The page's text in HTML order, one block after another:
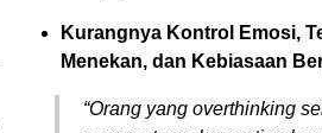
Kurangnya Kontrol Emosi,
Menekan, dan Kebiasaan
“Orang yang overthinking